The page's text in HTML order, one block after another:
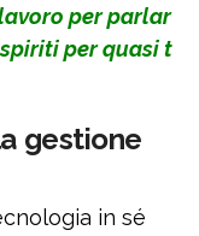
per parlar
per quasi t
gestione
in sé